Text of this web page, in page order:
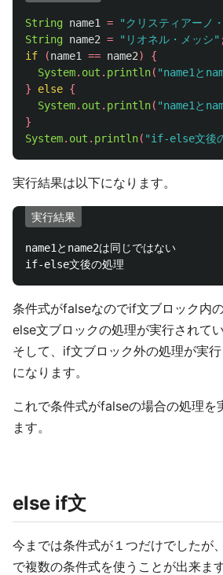
String name1 = "クリスティアーノ
String name2 = "リオネル・メッシ"
if
(name1 == name2)
{
System. out . println( "name1と
}
else {
System. out . println( "name1と
}
System. out . println( "if-else文後
実行結果は以下になります。
実行結果
name1とname2は同じではない
条件式がfalseなのでif文ブロック内
else文ブロックの処理が実行されてい
そして、if文ブロック外の処理が実
になります。
これで条件式がfalseの場合の処理を
ます。
else if文
今までは条件式が１つだけでしたが
で複数の条件式を使うことが出来ます